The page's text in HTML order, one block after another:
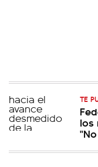
TE
los